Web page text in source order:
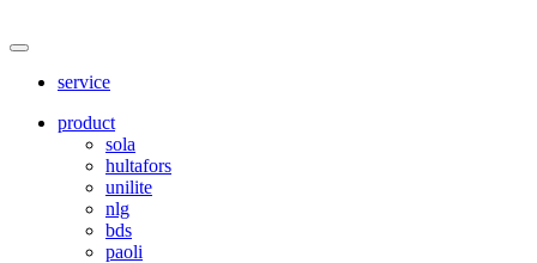
サ
メ
service
product
sola
hultafors
unilite
nlg
bds
paoli